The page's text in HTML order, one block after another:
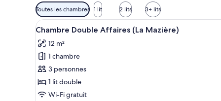
Filtres
disponibles
pour
les
chambres
Toutes les chambres 1 lit 2 lits 3+ lits
Afficher
toutes
les
photos
pour
ce
type
Une chambre à coucher
4
Chambre Double Affaires (La Mazière)
12 m²
1 chambre
3 personnes
1 lit double
Wi-Fi gratuit